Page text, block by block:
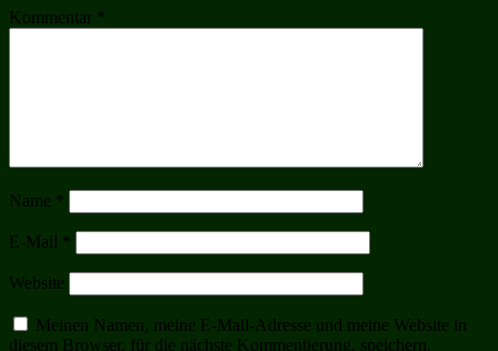
Kommentar *
Name *
E-Mail *
Website
Meinen Namen, meine E-Mail-Adresse und meine Website in
diesem Browser, für die nächste Kommentierung, speichern.